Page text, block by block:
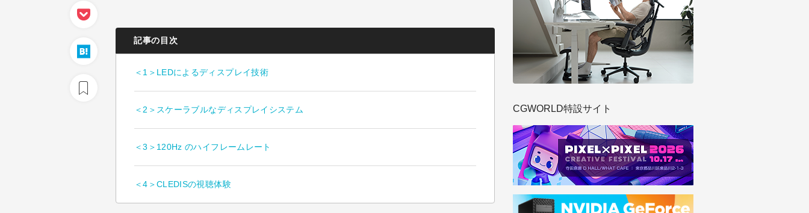
記事の目次
＜1＞LEDによるディスプレイ技術
＜2＞スケーラブルなディスプレイシステム
＜3＞120Hz のハイフレームレート
＜4＞CLEDISの視聴体験
CGWORLD特設サイト